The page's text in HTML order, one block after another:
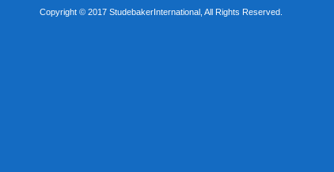
Copyright © 2017 StudebakerInternational, All Rights Reserved.